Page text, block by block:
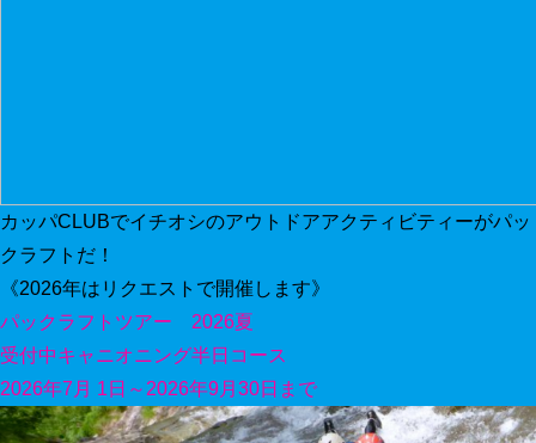
カッパCLUBでイチオシのアウトドアアクティビティーがパッ
クラフトだ！
《2026年はリクエストで開催します》
パックラフトツアー 2026夏
受付中キャニオニング半日コース
2026年7月 1日～2026年9月30日まで